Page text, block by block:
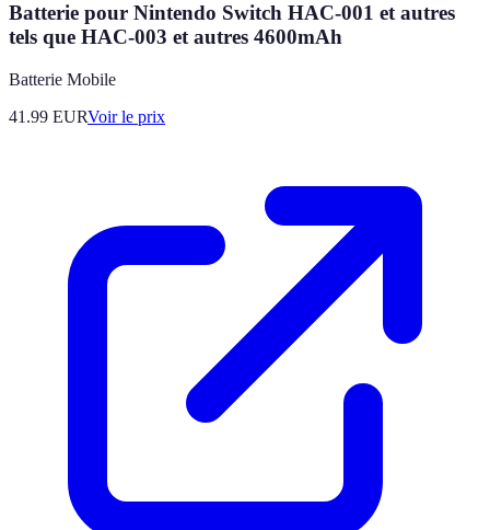
Batterie pour Nintendo Switch HAC-001 et autres
tels que HAC-003 et autres 4600mAh
Batterie Mobile
41.99 EURVoir le prix